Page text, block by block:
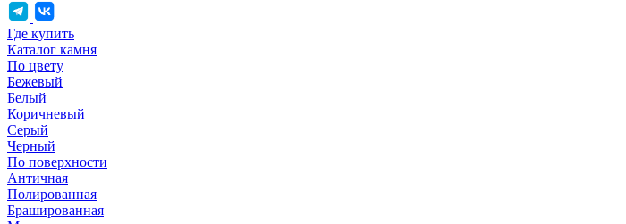
Где купить
Каталог камня
По цвету
Бежевый
Белый
Коричневый
Серый
Черный
По поверхности
Античная
Полированная
Брашированная